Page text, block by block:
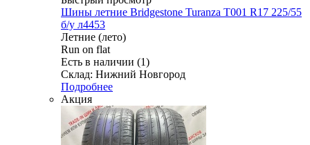
Шины летние Bridgestone Turanza T001 R17 225/55
б/у л4453
Летние (лето)
Run on flat
Есть в наличии (1)
Склад: Нижний Новгород
Подробнее
Акция